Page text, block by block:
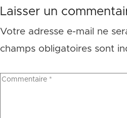
Laisser un
Votre adresse e-mail ne
champs obligatoires sont